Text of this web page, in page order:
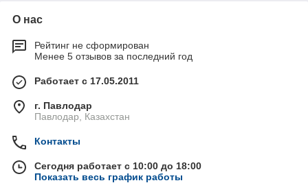
О нас
Рейтинг не сформирован
Менее 5 отзывов за последний год
Работает с 17.05.2011
г. Павлодар
Павлодар, Казахстан
Контакты
Сегодня работает с 10:00 до 18:00
Показать весь график работы